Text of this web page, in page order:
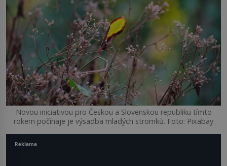
Novou iniciativou pro Českou a Slovenskou republiku tímto
rokem počínaje je výsadba mladých stromků. Foto: Pixabay
Reklama